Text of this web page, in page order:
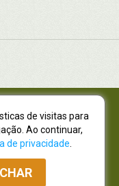
0001-19
0001-80
São Lourenço |
310
(41) 4009-3939
de visitas para
Ao continuar,
de privacidade